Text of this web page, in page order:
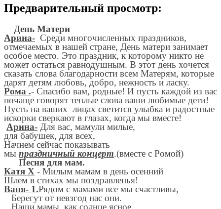
Предварительный просмотр:
День Матери
Арина- Среди многочисленных праздников,
отмечаемых в нашей стране, День матери занимает
особое место. Это праздник, к которому никто не
может остаться равнодушным. В этот день хочется
сказать слова благодарности всем Матерям, которые
дарят детям любовь, добро, нежность и ласку.
Рома .- Спасибо вам, родные! И пусть каждой из вас
почаще говорят теплые слова ваши любимые дети!
Пусть на ваших лицах светится улыбка и радостные
искорки сверкают в глазах, когда мы вместе!
Арина- Для вас, мамули милые,
для бабушек, для всех,
Начнем сейчас показывать
мы праздничный концерт.(вместе с Ромой)
Песня для мам.
Катя Х - Милым мамам в день осенний
Шлем в стихах мы поздравленья!
Ваня- 1.Рядом с мамами все мы счастливы,
Берегут от невзгод нас они.
Наши мамы, как солнце ясное,